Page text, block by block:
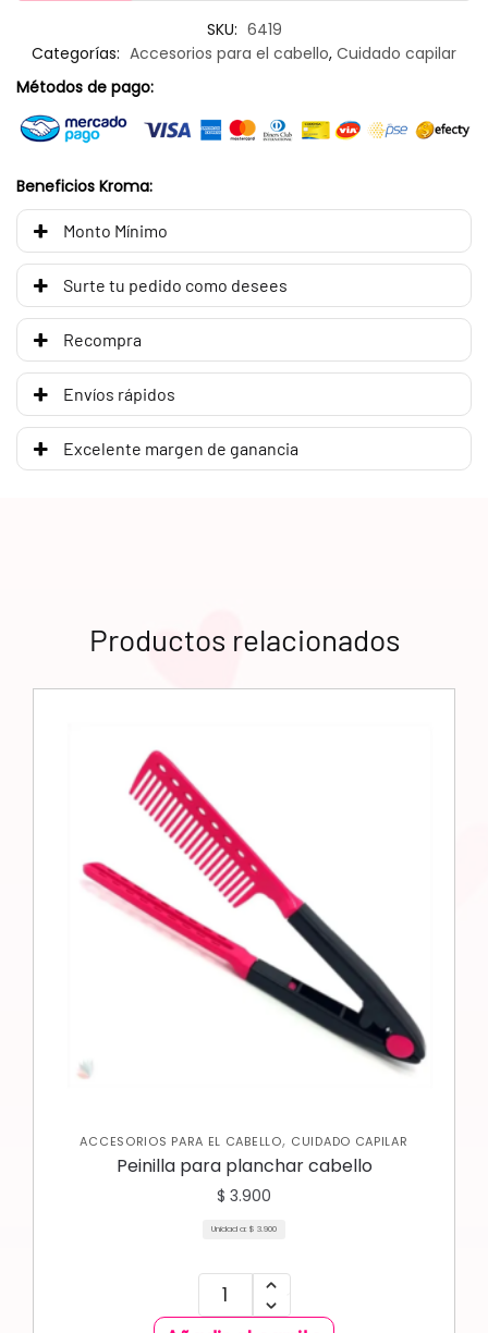
SKU: 6419
Categorías: Accesorios para el cabello, Cuidado capilar
Métodos de pago:
Beneficios Kroma:
Monto Mínimo
Surte tu pedido como desees
Recompra
Envíos rápidos
Excelente margen de ganancia
Productos relacionados
ACCESORIOS PARA EL CABELLO, CUIDADO CAPILAR
Peinilla para planchar cabello
$ 3.900
Unidad a: $ 3.900